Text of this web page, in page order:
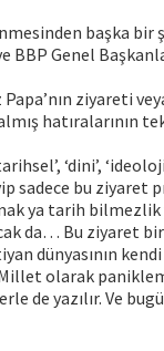
başka bir
BBP Genel
ziyareti
‘dini’,
sadece bu ziyaret
ya tarih
da… Bu ziyaret
dünyasının
olarak
de yazılır. Ve